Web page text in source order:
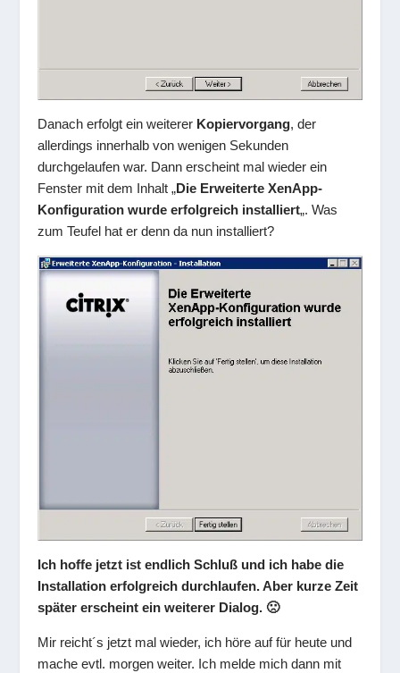
Danach erfolgt ein weiterer Kopiervorgang, der
allerdings innerhalb von wenigen Sekunden
durchgelaufen war. Dann erscheint mal wieder ein
Fenster mit dem Inhalt „Die Erweiterte XenApp-
Konfiguration wurde erfolgreich installiert„. Was
zum Teufel hat er denn da nun installiert?
Ich hoffe jetzt ist endlich Schluß und ich habe die
Installation erfolgreich durchlaufen. Aber kurze Zeit
später erscheint ein weiterer Dialog. 🙁
Mir reicht´s jetzt mal wieder, ich höre auf für heute und
mache evtl. morgen weiter. Ich melde mich dann mit